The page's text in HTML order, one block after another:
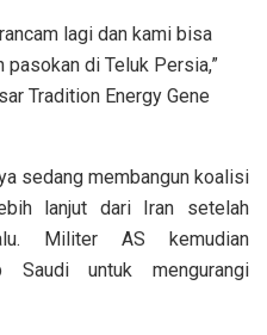
lagi dan kami bisa
di Teluk Persia,”
Tradition Energy Gene
sedang membangun koalisi
lanjut dari Iran setelah
Militer AS kemudian
Saudi untuk mengurangi